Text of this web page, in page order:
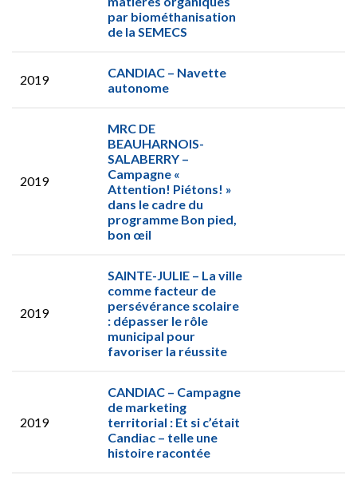
par biométhanisation
de la SEMECS
2019
CANDIAC – Navette
autonome
2019
MRC DE
BEAUHARNOIS-
SALABERRY –
Campagne «
Attention! Piétons! »
dans le cadre du
programme Bon pied,
bon œil
2019
SAINTE-JULIE – La ville
comme facteur de
persévérance scolaire
: dépasser le rôle
municipal pour
favoriser la réussite
2019
CANDIAC – Campagne
de marketing
territorial : Et si c’était
Candiac – telle une
histoire racontée